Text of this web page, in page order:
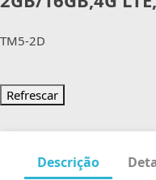
TM5-2D
Descrição